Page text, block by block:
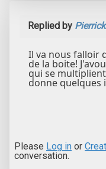
Replied by Pierrick
Il va nous falloir
de la boite!
qui se
donne quelques
Please Log in or
conversation.